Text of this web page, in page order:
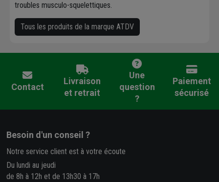
troubles musculo-squelettiques.
Tous les produits de la marque ATDV
Contact
Livraison
et retrait
Une
question
?
Paiement
sécurisé
Besoin d'un conseil ?
Notre service client est à votre écoute
Du lundi au jeudi
de 8h à 12h et de 13h30 à 17h